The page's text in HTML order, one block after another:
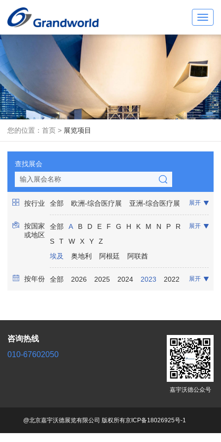
您的位置： 首页 > 展览项目
查找展会
按行业 全部 欧洲-综合医疗展
亚洲-综合医疗展
展开
按国家
或地区
全部 A B D E F G H K M N P
R
S
T W X Y
Z
埃及
奥地利 阿根廷 阿联酋
展开
按年份 全部 2026 2025 2024 2023
2022
展开
嘉宇沃德公众号
咨询热线
010-67602050
@北京嘉宇沃德展览有限公司 版权所有京ICP备18026925号-1